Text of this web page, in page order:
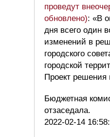
проведут
обновлено): «В
дня всего один
изменений в
городского
городской
Проект решения
Бюджетная
отзаседала.
2022-02-14